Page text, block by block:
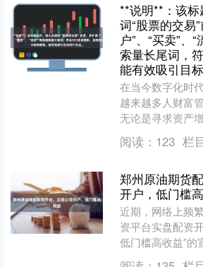
**说明**：该
词“股票的交易
户”、“买卖”、
索量长尾词，
能有效吸引目
在当今数字化时
越来越多人财富
无论是寻求资产
望学习理财知识
的基本流程和投
阅读： 123 栏
郑州原油期货
开户，低门槛
近期，网络上频
资平台实盘配资
低门槛高收益”的
投资者的目光。